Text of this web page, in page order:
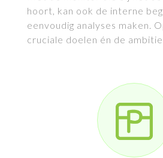
hoort, kan ook de interne
eenvoudig analyses maken.
cruciale doelen én de